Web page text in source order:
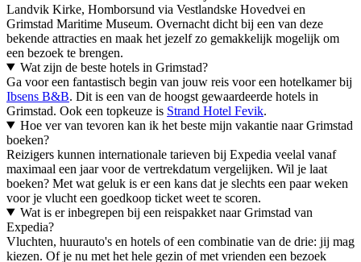
Landvik Kirke, Homborsund via Vestlandske Hovedvei en
Grimstad Maritime Museum. Overnacht dicht bij een van deze
bekende attracties en maak het jezelf zo gemakkelijk mogelijk om
een bezoek te brengen.
Wat zijn de beste hotels in Grimstad?
Ga voor een fantastisch begin van jouw reis voor een hotelkamer bij
Ibsens B&B. Dit is een van de hoogst gewaardeerde hotels in
Grimstad. Ook een topkeuze is Strand Hotel Fevik.
Hoe ver van tevoren kan ik het beste mijn vakantie naar Grimstad
boeken?
Reizigers kunnen internationale tarieven bij Expedia veelal vanaf
maximaal een jaar voor de vertrekdatum vergelijken. Wil je laat
boeken? Met wat geluk is er een kans dat je slechts een paar weken
voor je vlucht een goedkoop ticket weet te scoren.
Wat is er inbegrepen bij een reispakket naar Grimstad van
Expedia?
Vluchten, huurauto's en hotels of een combinatie van de drie: jij mag
kiezen. Of je nu met het hele gezin of met vrienden een bezoek